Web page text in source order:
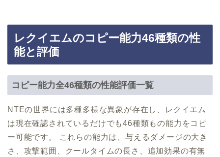
レクイエムのコピー能力46種類の性
能と評価
コピー能力全46種類の性能評価一覧
NTEの世界には多種多様な異象が存在し、レクイエム
は現在確認されているだけでも46種類もの能力をコピ
ー可能です。 これらの能力は、与えるダメージの大き
さ、攻撃範囲、クールタイムの長さ、追加効果の有無